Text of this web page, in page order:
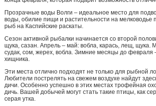
Прозрачные воды Волги – идеальное место для
воды, обилие пищи и растительности на мелководье
рыб на Каспийские раскаты.
Сезон активной рыбалки начинается со второй
щука, сазан. Апрель – май: вобла, карась, лещ, щука.
судак, сом, жерех, вобла. Зимние месяцы до
хищника.
Эти места отлично подходят не только для рыбной
Любители пострелять на свежем воздухе найдут
дичи. Особенно успешно в этих местах трофейная
дичь. Вашей добычей могут стать такие птицы, как
серая утка.